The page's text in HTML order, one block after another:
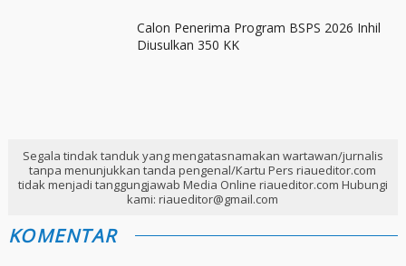
Calon Penerima Program BSPS 2026 Inhil
Diusulkan 350 KK
Segala tindak tanduk yang mengatasnamakan wartawan/jurnalis
tanpa menunjukkan tanda pengenal/Kartu Pers riaueditor.com
tidak menjadi tanggungjawab Media Online riaueditor.com Hubungi
kami: riaueditor@gmail.com
KOMENTAR